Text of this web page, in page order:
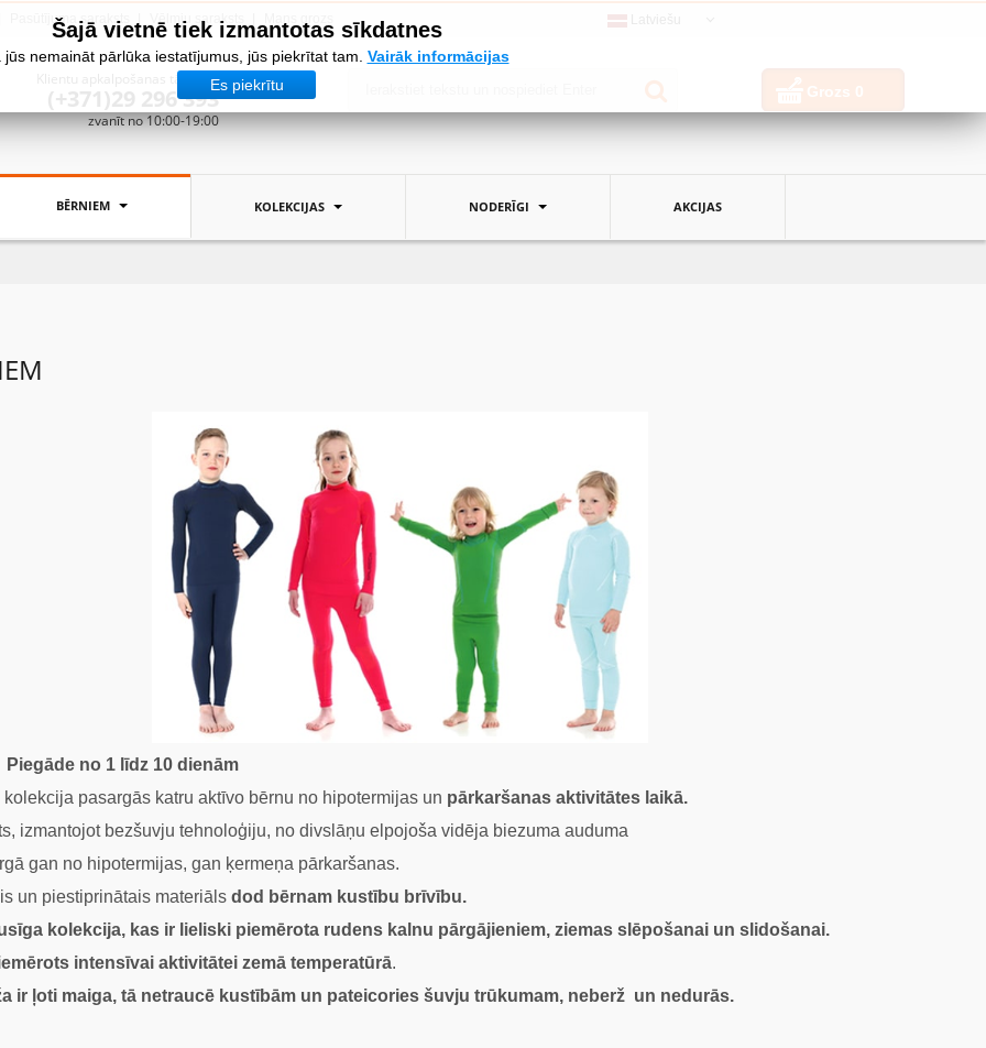
Šajā vietnē tiek izmantotas sīkdatnes
jūs nemaināt pārlūka iestatījumus, jūs piekrītat tam. Vairāk informācijas
Es piekrītu
Pasūtījuma saraksts Vēlmju saraksts
Klientu apkalpošanas tālrunis:
(+371)29 296 393
zvanīt no 10:00-19:00
Grozs 0
BĒRNIEM KOLEKCIJAS NODERĪGI AKCIJAS
Piegāde no 1 līdz 10 dienām
kolekcija pasargās katru aktīvo bērnu no hipotermijas un pārkaršanas aktivitātes laikā.
izmantojot bezšuvju tehnoloģiju, no divslāņu elpojoša vidēja biezuma auduma
gan no hipotermijas, gan ķermeņa pārkaršanas.
un piestiprinātais materiāls dod bērnam kustību brīvību.
kolekcija, kas ir lieliski piemērota rudens kalnu pārgājieniem, ziemas slēpošanai un slidošanai.
intensīvai aktivitātei zemā temperatūrā.
ir ļoti maiga, tā netraucē kustībām un pateicories šuvju trūkumam, neberž un nedurās.